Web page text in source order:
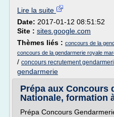
Lire la suite
Date: 2017-01-12 08:51:52
Site : sites.google.com
Thèmes liés : concours de la
concours de la gendarmerie royale
/ concours recrutement
gendarmerie
Prépa aux Concours
Nationale, formation
Prépa Concours